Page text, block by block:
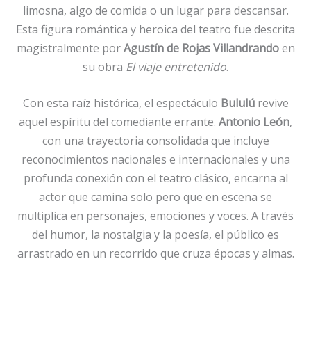
limosna, algo de comida o un lugar para descansar.
Esta figura romántica y heroica del teatro fue descrita
magistralmente porAgustín de Rojas Villandrandoen
su obra El viaje entretenido.
Con esta raíz histórica, el espectáculo Bululúrevive
aquel espíritu del comediante errante. Antonio León,
con una trayectoria consolidada que incluye
reconocimientos nacionales e internacionales y una
profunda conexión con el teatro clásico, encarna al
actor que camina solo pero que en escena se
multiplica en personajes, emociones y voces. A través
del humor, la nostalgia y la poesía, el público es
arrastrado en un recorrido que cruza épocas y almas.